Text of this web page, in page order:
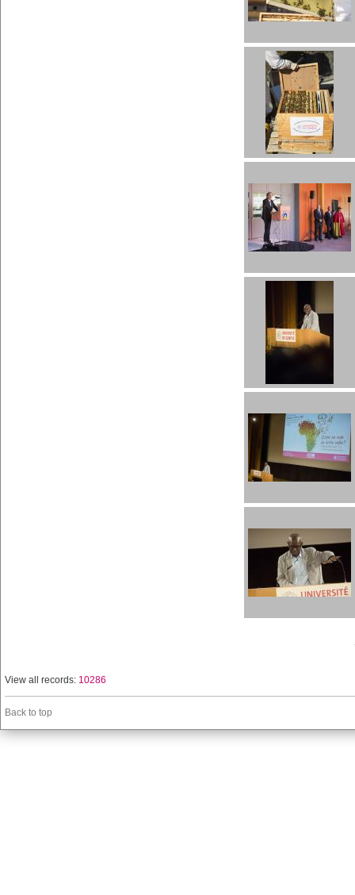
View all records: 10286
Back to top